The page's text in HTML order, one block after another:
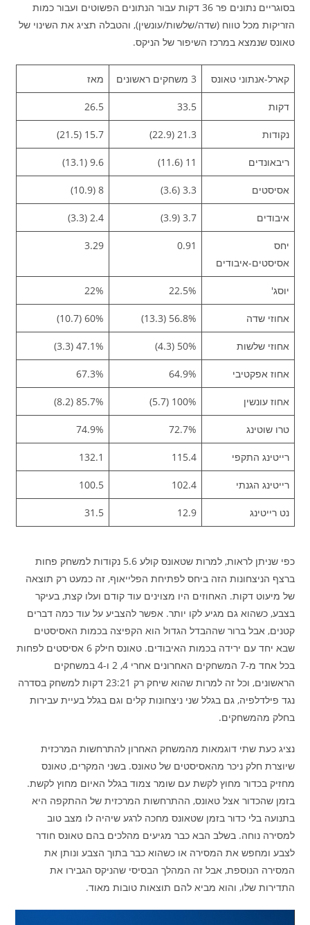
בסוגריים נתונים פר 36 דקות עבור הנתונים הפשוטים ועבור כמות
הזריקות מכל טווח (שדה/שלשות/עונשין), והטבלה תציג את השינוי של
טאונס שנמצא במרכז השיפור של הניקס.
קארל-אנתוני טאונס 3 משחקים ראשונים מאז
דקות 33.5
26.5
נקודות 21.3 (22.9)
15.7 (21.5)
ריבאונדים 11 (11.6)
9.6 (13.1)
אסיסטים 3.3 (3.6)
8 (10.9)
איבודים 3.7 (3.9)
2.4 (3.3)
יחס
אסיסטים-איבודים
0.91
3.29
יוסג' 22.5%
22%
אחוזי שדה 56.8% (13.3)
60% (10.7)
אחוזי שלשות 50% (4.3)
47.1% (3.3)
אחוז אפקטיבי 64.9%
67.3%
אחוז עונשין 100% (5.7)
85.7% (8.2)
טרו שוטינג 72.7%
74.9%
רייטינג התקפי 115.4
132.1
רייטינג הגנתי 102.4
100.5
נט רייטינג 12.9
31.5
כפי שניתן לראות, למרות שטאונס קולע 5.6 נקודות למשחק פחות
ברצף הניצחונות הזה ביחס לפתיחת הפלייאוף, זה כמעט רק תוצאה
של מיעוט דקות. האחוזים היו מצוינים עוד קודם ועלו קצת, בעיקר
בצבע, כשהוא גם מגיע לקו יותר. אפשר להצביע על עוד כמה דברים
קטנים, אבל ברור שההבדל הגדול הוא הקפיצה בכמות האסיסטים
שבא יחד עם ירידה בכמות האיבודים. טאונס חילק 6 אסיסטים לפחות
בכל אחד מ-7 המשחקים האחרונים אחרי 4, 2 ו-4 במשחקים
הראשונים, וכל זה למרות שהוא שיחק רק 23:21 דקות למשחק בסדרה
נגד פילדלפיה, גם בגלל שני ניצחונות קלים וגם בגלל בעיית עבירות
בחלק מהמשחקים.
נציג כעת שתי דוגמאות מהמשחק האחרון להתרחשות המרכזית
שיוצרת חלק ניכר מהאסיסטים של טאונס. בשני המקרים, טאונס
מחזיק בכדור מחוץ לקשת עם שומר צמוד בגלל האיום מחוץ לקשת.
בזמן שהכדור אצל טאונס, ההתרחשות המרכזית של ההתקפה היא
בתנועה בלי כדור בזמן שטאונס מחכה לרגע שיהיה לו מצב טוב
למסירה נוחה. בשלב הבא כבר מגיעים מהלכים בהם טאונס חודר
לצבע ומחפש את המסירה או כשהוא כבר בתוך הצבע ונותן את
המסירה הנוספת, אבל זה המהלך הבסיסי שהניקס הגבירו את
התדירות שלו, והוא מביא להם תוצאות טובות מאוד.